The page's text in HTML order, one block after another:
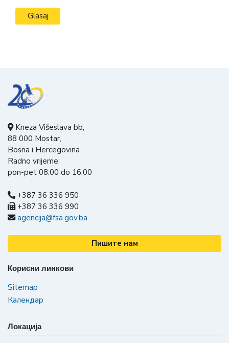
Kneza Višeslava bb,
88 000 Mostar,
Bosna i Hercegovina
Radno vrijeme:
pon-pet 08:00 do 16:00
+387 36 336 950
+387 36 336 990
agencija@fsa.gov.ba
Пишите нам
Корисни линкови
Sitemap
Календар
Локација